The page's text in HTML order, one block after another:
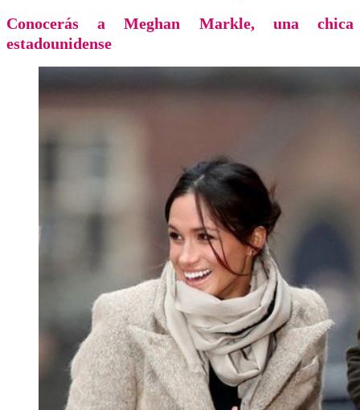
Conocerás a Meghan Markle, una chica
estadounidense